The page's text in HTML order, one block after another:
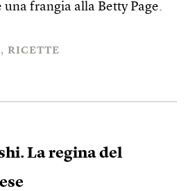
una frangia alla Betty Page.
RICETTE
La regina del